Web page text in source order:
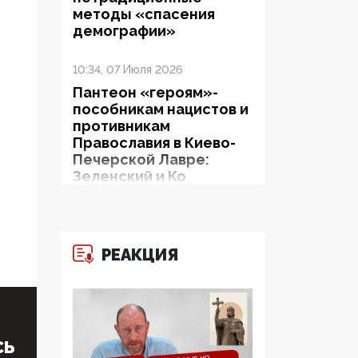
методы «спасения
демографии»
10:34, 07 Июля 2026
Пантеон «героям»-
пособникам нацистов и
противникам
Православия в Киево-
Печерской Лавре:
Зеленский и Ко
06:38, 19 Июня 2026
форуме озвучили
шокирующее: платные
опекуны получают из
бюджета в 100 раз
РЕАКЦИЯ